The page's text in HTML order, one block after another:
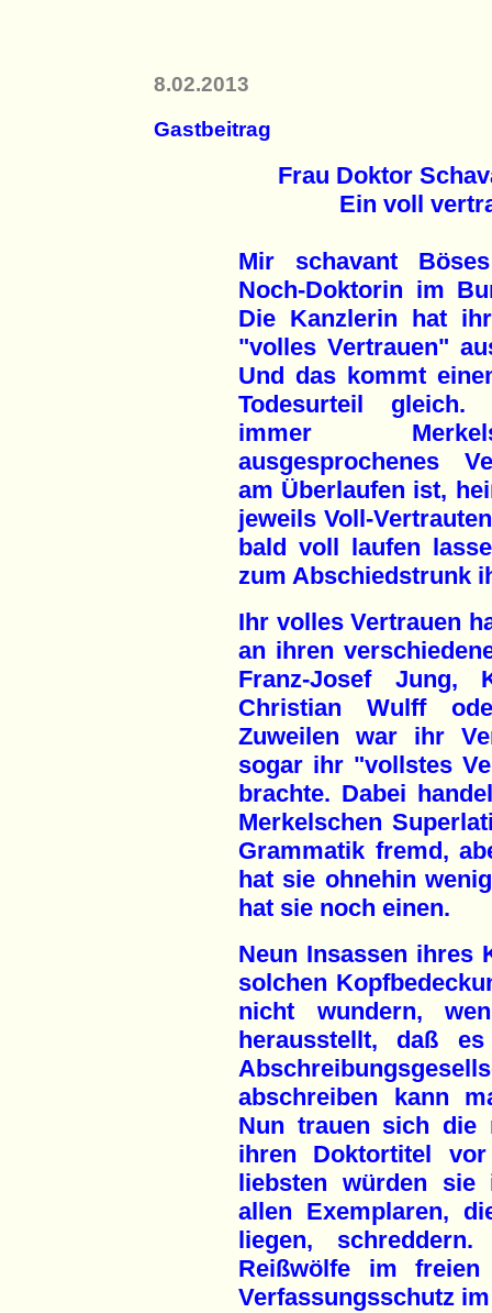
8.02.2013
Gastbeitrag
Frau Doktor
Ein voll
Mir schavant
Noch-Doktorin im
Die Kanzlerin hat
"volles Vertrauen"
Und das kommt
Todesurteil gleich.
immer
ausgesprochenes
am Überlaufen ist,
jeweils Voll-
bald voll laufen
zum Abschiedstrunk
Ihr volles Vertrauen
an ihren
Franz-Josef Jung,
Christian Wulff
Zuweilen war ihr
sogar ihr "vollstes
brachte. Dabei
Merkelschen
Grammatik fremd,
hat sie ohnehin
hat sie noch einen.
Neun Insassen ihres
solchen
nicht wundern,
herausstellt, daß
abschreiben kann
Nun trauen sich die
ihren Doktortitel
liebsten würden sie
allen Exemplaren,
liegen,
Reißwölfe im
Verfassungsschutz